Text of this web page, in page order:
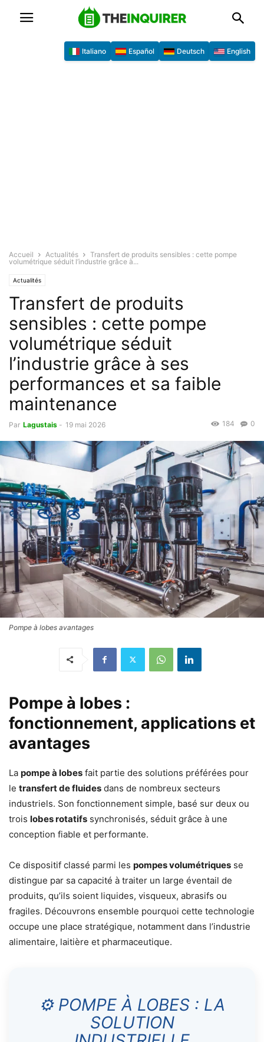
Accueil Actualités
Transfert de produits sensibles : cette pompe
volumétrique séduit l’industrie grâce à...
Actualités
Transfert de produits
sensibles : cette pompe
volumétrique séduit
l’industrie grâce à ses
performances et sa faible
maintenance
Par Lagustais - 19 mai 2026 0
184
Pompe à lobes avantages
Pompe à lobes :
fonctionnement, applications et
avantages
La pompe à lobes fait partie des solutions préférées pour
le transfert de fluides dans de nombreux secteurs
industriels. Son fonctionnement simple, basé sur deux ou
trois lobes rotatifs synchronisés, séduit grâce à une
conception fiable et performante.
Ce dispositif classé parmi les pompes volumétriques se
distingue par sa capacité à traiter un large éventail de
produits, qu’ils soient liquides, visqueux, abrasifs ou
fragiles. Découvrons ensemble pourquoi cette technologie
occupe une place stratégique, notamment dans l’industrie
alimentaire, laitière et pharmaceutique.
⚙️ POMPE À LOBES : LA
SOLUTION
Italiano Español Deutsch English